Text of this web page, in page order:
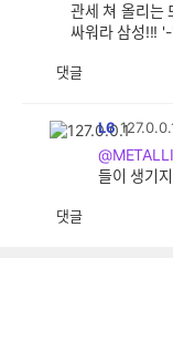
관세 쳐 올리는
싸워라 삼성!!!
댓글
L6
들이 생기
댓글